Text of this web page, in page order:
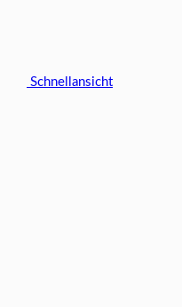
Schnellansicht